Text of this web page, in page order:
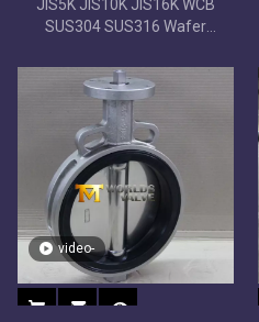
JIS5K JIS10K JIS16K WCB
SUS304 SUS316 Wafer
met WAS EPDM-stoel
video-